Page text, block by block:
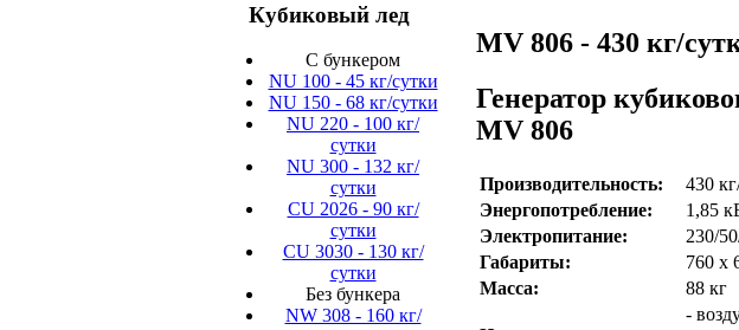
Кубиковый лед
C бункером
NU 100 - 45 кг/сутки
NU 150 - 68 кг/сутки
NU 220 - 100 кг/
сутки
NU 300 - 132 кг/
сутки
CU 2026 - 90 кг/
сутки
CU 3030 - 130 кг/
сутки
Без бункера
NW 308 - 160 кг/
MV 806 - 430 кг/
Генератор
MV 806
Производительность:
430
Энергопотребление:
1,85
Электропитание:
230/
Габариты:
760 х
Масса:
88 кг
-